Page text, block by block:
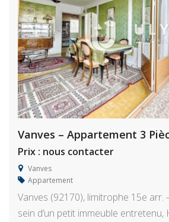
Prix : nous contacter
Vanves
Appartement
Vanves (92170), limitrophe 15e arr.
sein d’un petit immeuble entretenu,